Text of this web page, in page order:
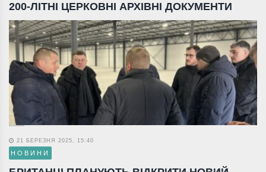
200-ЛІТНІ ЦЕРКОВНІ АРХІВНІ ДОКУМЕНТИ
21 БЕРЕЗНЯ 2025, 15:40
НОВИНИ